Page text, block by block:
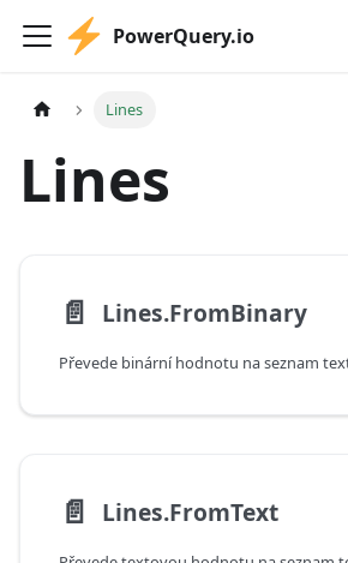
PowerQuery.io
Lines
Lines
📄️ Lines.FromBinary
📄️ Lines.FromText